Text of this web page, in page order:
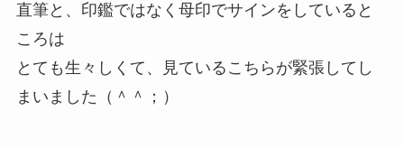
直筆と、印鑑ではなく母印でサインをしていると
ころは
とても生々しくて、見ているこちらが緊張してし
まいました（＾＾；）